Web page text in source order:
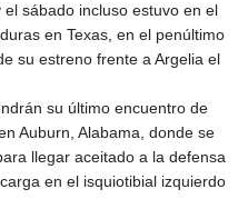
sábado incluso estuvo en el
en Texas, en el penúltimo
su estreno frente a Argelia el
su último encuentro de
Auburn, Alabama, donde se
llegar aceitado a la defensa
en el isquiotibial izquierdo